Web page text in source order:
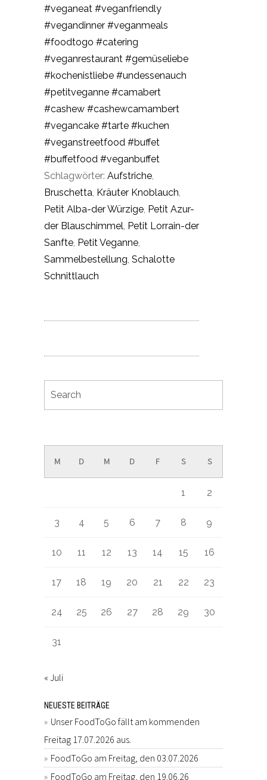
#veganeat #veganfriendly
#vegandinner #veganmeals
#foodtogo #catering
#veganrestaurant #gemüseliebe
#kochenistliebe #undessenauch
#petitveganne #camabert
#cashew #cashewcamambert
#vegancake #tarte #kuchen
#veganstreetfood #buffet
#buffetfood #veganbuffet
Schlagwörter: Aufstriche,
Bruschetta, Kräuter Knoblauch,
Petit Alba-der Würzige, Petit Azur-
der Blauschimmel, Petit Lorrain-der
Sanfte, Petit Veganne,
Sammelbestellung, Schalotte
Schnittlauch
M D M D F S S
1 2
3 4 5 6 7 8 9
10 11 12 13 14 15 16
17 18 19 20 21 22 23
24 25 26 27 28 29 30
31
« Juli
NEUESTE BEITRÄGE
Unser FoodToGo fällt am kommenden
Freitag 17.07.2026 aus.
FoodToGo am Freitag, den 03.07.2026
FoodToGo am Freitag, den 19.06.26